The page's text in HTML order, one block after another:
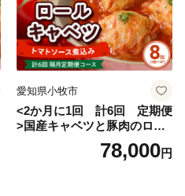
愛知県小牧市
<2か月に1回 計6回 定期便
>国産キャベツと豚肉のロー
ルキャベツ（4P入り）
78,000円